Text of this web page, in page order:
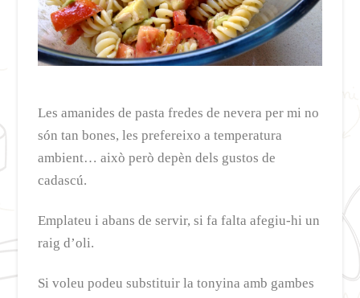
Les amanides de pasta fredes de nevera per mi no
són tan bones, les prefereixo a temperatura
ambient… això però depèn dels gustos de
cadascú.
Emplateu i abans de servir, si fa falta afegiu-hi un
raig d’oli.
Si voleu podeu substituir la tonyina amb gambes